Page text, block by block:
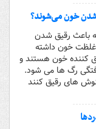
خون می‌شوند؟
باعث رقیق شدن
خون داشته
کننده خون هستند و
رگ ها می شود.
های رقیق کنند